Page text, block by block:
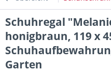
Schuhregal
honigbraun, 119 x
Garten